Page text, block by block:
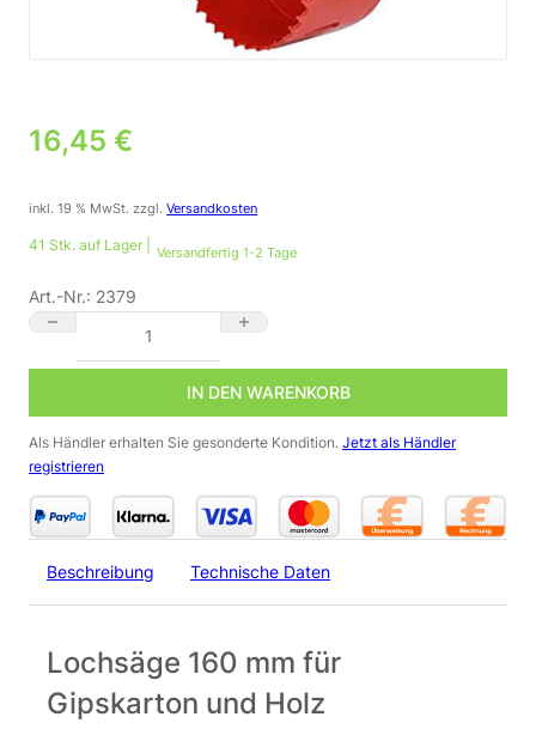
16,45 €
inkl. 19 % MwSt. zzgl.Versandkosten
41 Stk. auf Lager | Versandfertig 1-2 Tage
Art.-Nr.: 2379
Lochsäge 160 mm für Gipskarton und Holz Menge
IN DEN WARENKORB
Als Händler erhalten Sie gesonderte Kondition. Jetzt als Händler
registrieren
Beschreibung Technische Daten
Lochsäge 160 mm für
Gipskarton und Holz